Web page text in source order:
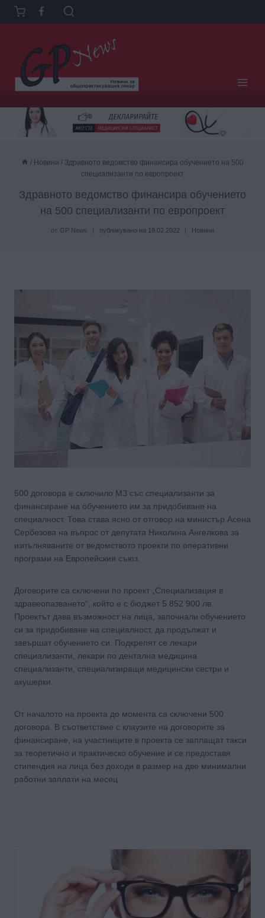
Към
съдържанието
/ Новини / Здравното ведомство финансира обучението на 500
специализанти по европроект
Здравното ведомство финансира обучението
на 500 специализанти по европроект
от GP News публикувано на 18.02.2022 Новини
500 договора е сключило МЗ със специализанти за
финансиране на обучението им за придобиване на
специалност. Това става ясно от отговор на министър Асена
Сербезова на въпрос от депутата Николина Ангелкова за
изпълняваните от ведомството проекти по оперативни
програми на Европейския съюз.
Договорите са сключени по проект „Специализация в
здравеопазването“, който е с бюджет 5 852 900 лв.
Проектът дава възможност на лица, започнали обучението
си за придобиване на специалност, да продължат и
завършат обучението си. Подкрепят се лекари
специализанти, лекари по дентална медицина
специализанти, специализиращи медицински сестри и
акушерки.
От началото на проекта до момента са сключени 500
договора. В съответствие с клаузите на договорите за
финансиране, на участниците в проекта се заплащат такси
за теоретично и практическо обучение и се предоставя
стипендия на лица без доходи в размер на две минимални
работни заплати на месец.